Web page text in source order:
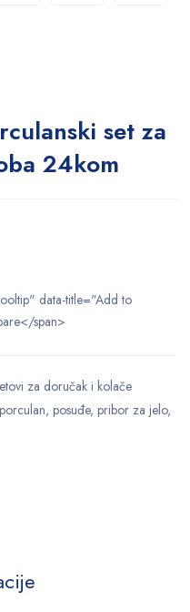
set za
24kom
data-title="Add to
span>
za doručak i kolače
porculan, posuđe, pribor za jelo,